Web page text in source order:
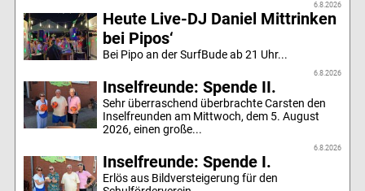
6.8.2026
Heute Live-DJ Daniel Mittrinken
bei Pipos‘
Bei Pipo an der SurfBude ab 21 Uhr...
6.8.2026
Inselfreunde: Spende II.
Sehr überraschend überbrachte Carsten den
Inselfreunden am Mittwoch, dem 5. August
2026, einen große...
6.8.2026
Inselfreunde: Spende I.
Erlös aus Bildversteigerung für den